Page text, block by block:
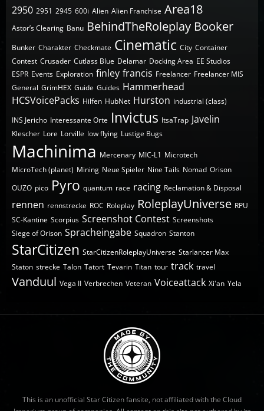
2950 2951 2945 600i Alien Alien Franchise Area18
Astor’s Clearing Banu BehindTheRoleplay Booker
Bunker Charakter Checkmate Cinematic City Container
Contest Crusader Cutlass Blue Delamar Docking Area EE Studios
ESPR Events Exploration finley francis Freelancer Freelancer MIS
General GrimHEX Guide Guides Hammerhead
HCSVoicePacks Hilfen HubNet Hurston industrial (class)
INS Jericho Interessante Orte Invictus ItsaTrap Javelin
Klescher Lore Lorville low flying Lustige Bugs
Machinima Mercenary MIC-L1 Microtech
MicroTech (planet) Mining Neue Spieler Nine Tails Nomad Orison
OUZO pico Pyro quantum race racing Reclamation & Disposal
rennen rennstrecke ROC Roleplay RoleplayUniverse RPU
SC-Kantine Scorpius Screenshot Contest Screenshots
Siege of Orison Spracheingabe Squadron Stanton
StarCitizen StarCitizenRoleplayUniverse Starlancer Max
Staton strecke Talon Tatort Tevarin Titan tour track travel
Vanduul Vega II Verbrechen Veteran Voiceattack Xi'an Yela
This is an unofficial Star Citizen fansite, not affiliated with the Cloud